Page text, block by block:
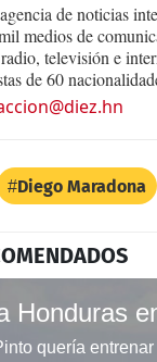
de noticias
medios de
televisión e
de 60
Diego Maradona